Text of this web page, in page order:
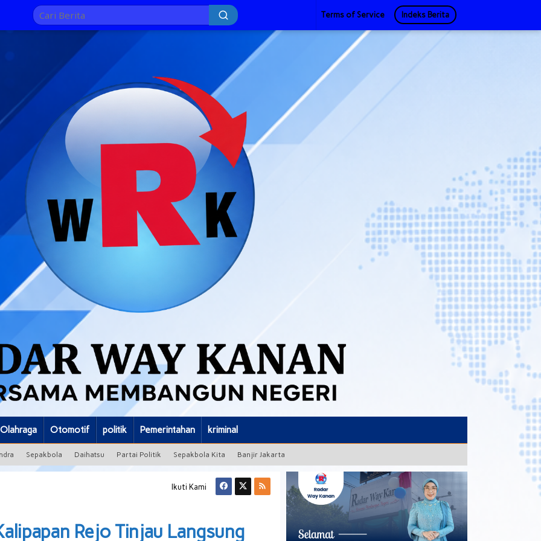
Terms of Service Indeks Berita
Olahraga Otomotif politik Pemerintahan kriminal
Sepakbola Daihatsu Partai Politik Sepakbola Kita Banjir Jakarta
Ikuti Kami
Rejo Tinjau Langsung